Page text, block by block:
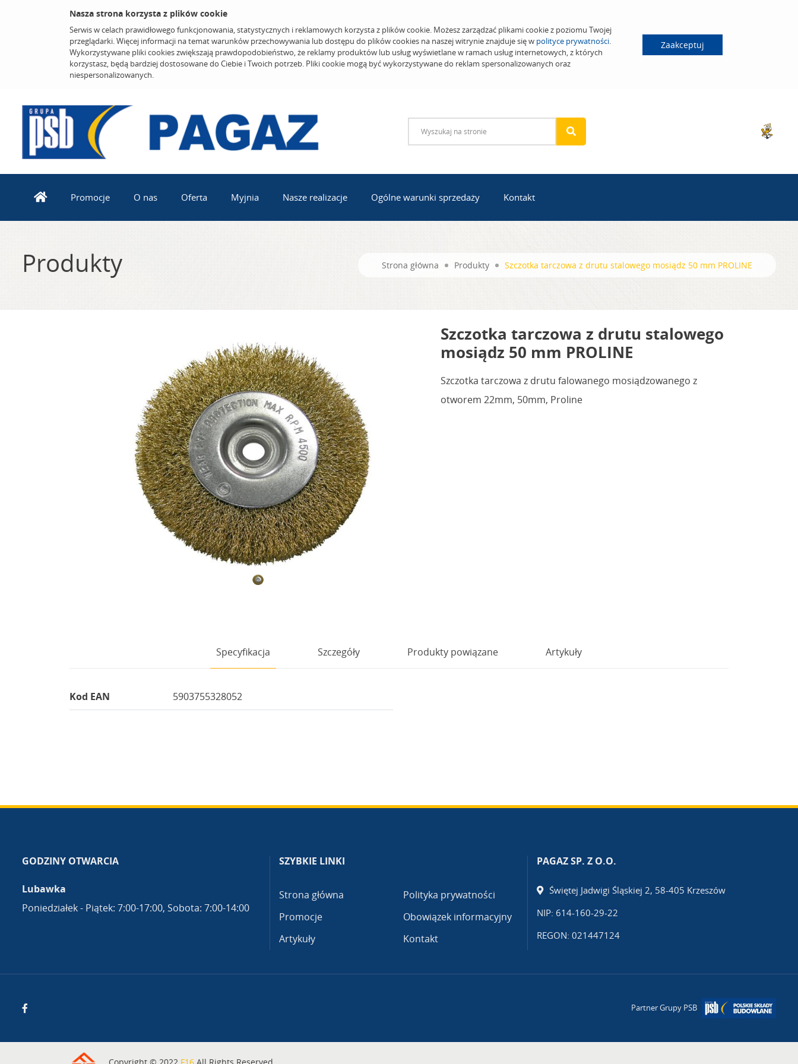
Nasza strona korzysta z plików cookie
Serwis w celach prawidłowego funkcjonowania, statystycznych i reklamowych korzysta z plików cookie. Możesz zarządzać plikami cookie z poziomu Twojej
przeglądarki. Więcej informacji na temat warunków przechowywania lub dostępu do plików cookies na naszej witrynie znajduje się w polityce prywatności.
Wykorzystywane pliki cookies zwiększają prawdopodobieństwo, że reklamy produktów lub usług wyświetlane w ramach usług internetowych, z których
korzystasz, będą bardziej dostosowane do Ciebie i Twoich potrzeb. Pliki cookie mogą być wykorzystywane do reklam spersonalizowanych oraz
niespersonalizowanych.
Zaakceptuj
Promocje O nas Oferta Myjnia Nasze realizacje Ogólne warunki sprzedaży Kontakt
Produkty Strona główna Produkty Szczotka tarczowa z drutu stalowego mosiądz 50 mm PROLINE
Szczotka tarczowa z drutu stalowego
mosiądz 50 mm PROLINE
Szczotka tarczowa z drutu falowanego mosiądzowanego z
otworem 22mm, 50mm, Proline
Specyfikacja Szczegóły Produkty powiązane Artykuły
Kod EAN 5903755328052
GODZINY OTWARCIA
Lubawka
Poniedziałek - Piątek: 7:00-17:00, Sobota: 7:00-14:00
SZYBKIE LINKI
Strona główna
Promocje
Artykuły
Polityka prywatności
Obowiązek informacyjny
Kontakt
PAGAZ SP. Z O.O.
Świętej Jadwigi Śląskiej 2, 58-405 Krzeszów
NIP: 614-160-29-22
REGON: 021447124
Partner Grupy PSB